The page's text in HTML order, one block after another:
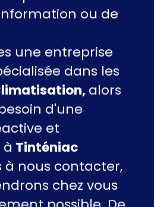
ou de
une entreprise
dans les
alors
d'une
et
Tinténiac
à nous contacter,
chez vous